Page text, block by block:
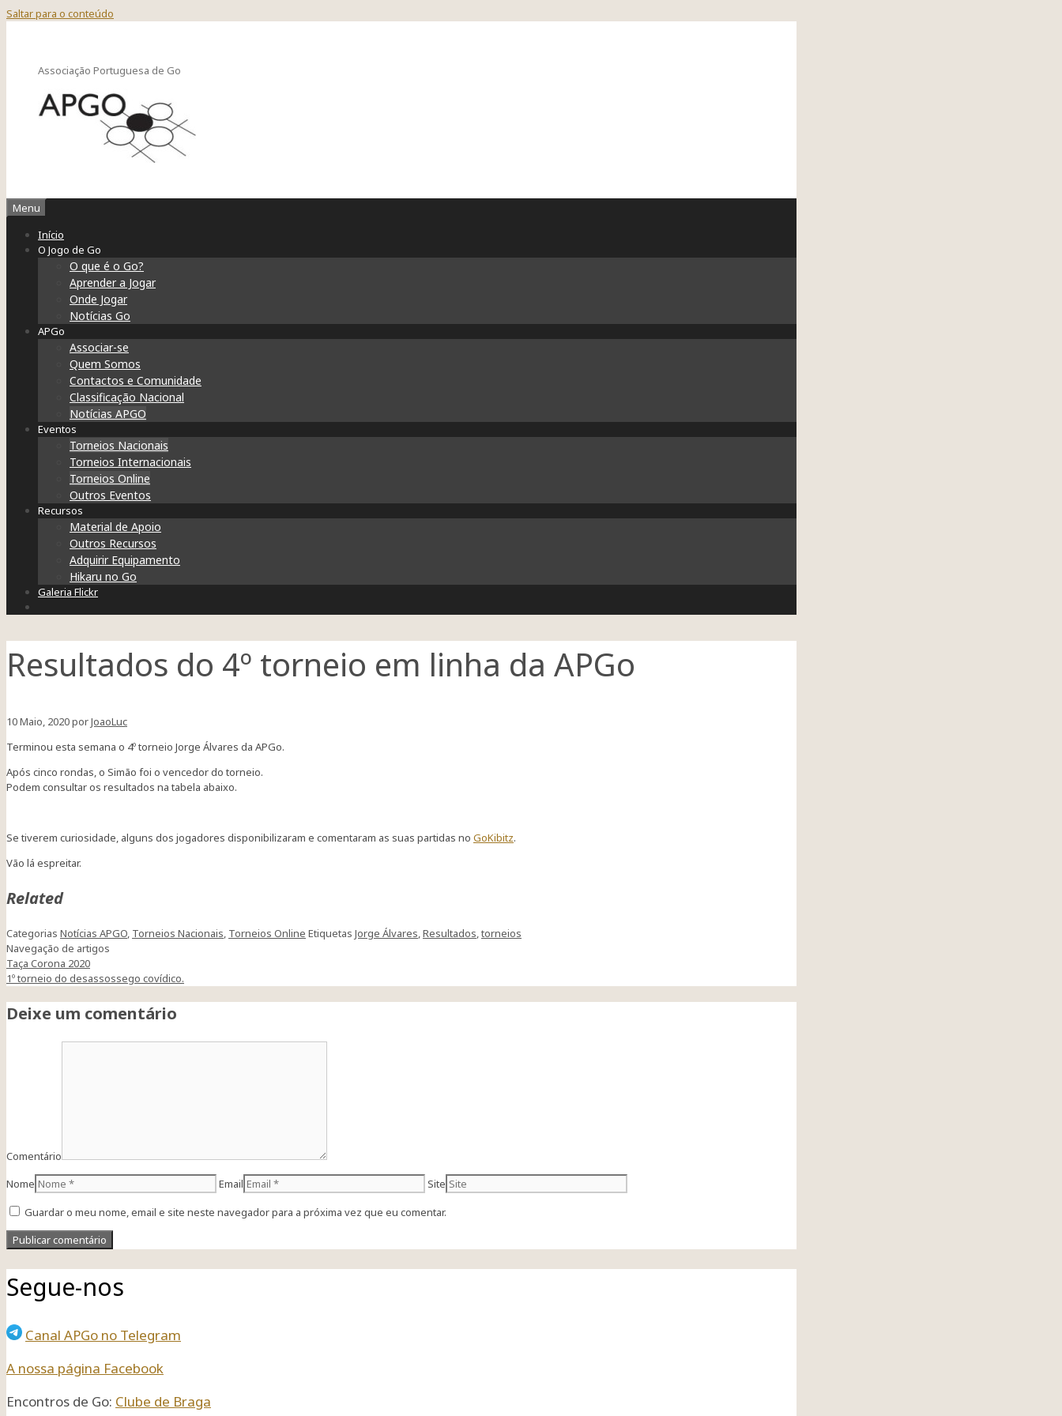
Saltar para o conteúdo
Associação Portuguesa de Go
Menu
Início
O Jogo de Go
O que é o Go?
Aprender a Jogar
Onde Jogar
Notícias Go
APGo
Associar-se
Quem Somos
Contactos e Comunidade
Classificação Nacional
Notícias APGO
Eventos
Torneios Nacionais
Torneios Internacionais
Torneios Online
Outros Eventos
Recursos
Material de Apoio
Outros Recursos
Adquirir Equipamento
Hikaru no Go
Galeria Flickr
Resultados do 4º torneio em linha da APGo
10 Maio, 2020porJoaoLuc
Terminou esta semana o 4º torneio Jorge Álvares da APGo.
Após cinco rondas, o Simão foi o vencedor do torneio.
Podem consultar os resultados na tabela abaixo.
Se tiverem curiosidade, alguns dos jogadores disponibilizaram e comentaram as suas partidas no GoKibitz.
Vão lá espreitar.
Related
Categorias Notícias APGO, Torneios Nacionais, Torneios Online Etiquetas Jorge Álvares,Resultados,torneios
Navegação de artigos
Taça Corona 2020
1º torneio do desassossego covídico.
Deixe um comentário
Comentário
Nome
Email
Site
Guardar o meu nome, email e site neste navegador para a próxima vez que eu comentar.
Segue-nos
Canal APGo no Telegram
A nossa página Facebook
Encontros de Go: Clube de Braga